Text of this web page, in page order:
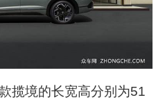
揽境的长宽高分别为51